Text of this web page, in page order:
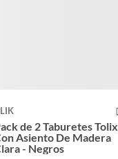
de 2 Taburetes Tolix
Asiento De Madera
- Negros